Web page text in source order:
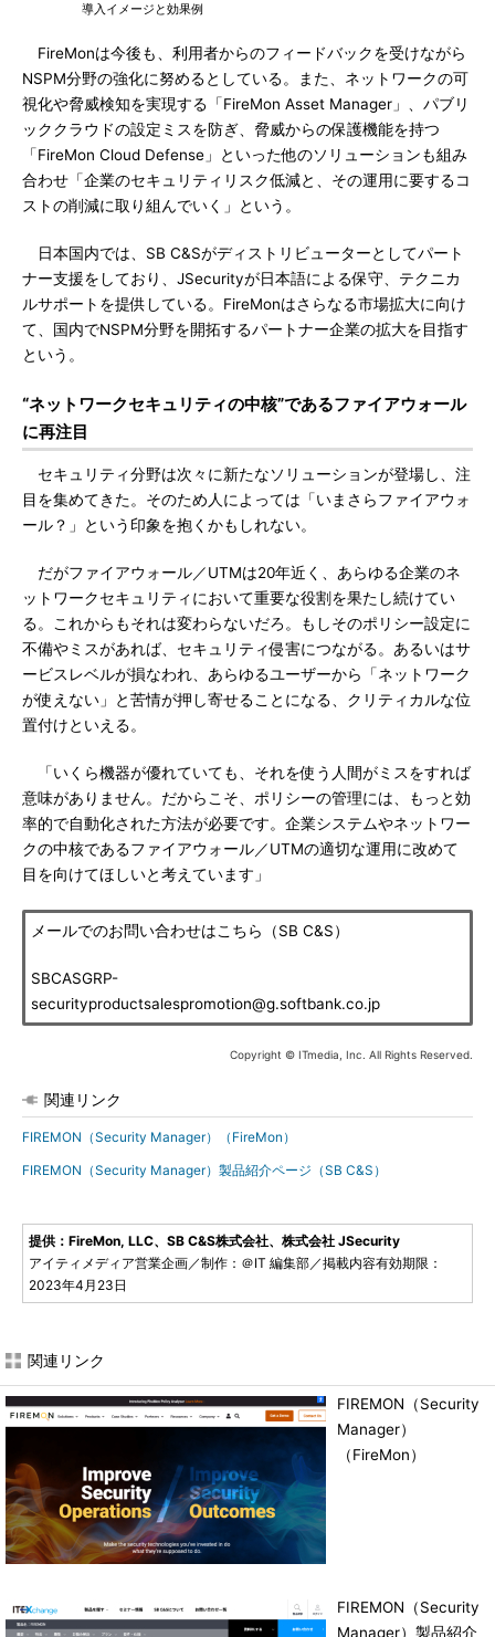
導入イメージと効果例
FireMonは今後も、利用者からのフィードバックを受けながら
NSPM分野の強化に努めるとしている。また、ネットワークの可
視化や脅威検知を実現する「FireMon Asset Manager」、パブリ
ッククラウドの設定ミスを防ぎ、脅威からの保護機能を持つ
「FireMon Cloud Defense」といった他のソリューションも組み
合わせ「企業のセキュリティリスク低減と、その運用に要するコ
ストの削減に取り組んでいく」という。
日本国内では、SB C&Sがディストリビューターとしてパート
ナー支援をしており、JSecurityが日本語による保守、テクニカ
ルサポートを提供している。FireMonはさらなる市場拡大に向け
て、国内でNSPM分野を開拓するパートナー企業の拡大を目指す
という。
“ネットワークセキュリティの中核”であるファイアウォール
に再注目
セキュリティ分野は次々に新たなソリューションが登場し、注
目を集めてきた。そのため人によっては「いまさらファイアウォ
ール？」という印象を抱くかもしれない。
だがファイアウォール／UTMは20年近く、あらゆる企業のネ
ットワークセキュリティにおいて重要な役割を果たし続けてい
る。これからもそれは変わらないだろ。もしそのポリシー設定に
不備やミスがあれば、セキュリティ侵害につながる。あるいはサ
ービスレベルが損なわれ、あらゆるユーザーから「ネットワーク
が使えない」と苦情が押し寄せることになる、クリティカルな位
置付けといえる。
「いくら機器が優れていても、それを使う人間がミスをすれば
意味がありません。だからこそ、ポリシーの管理には、もっと効
率的で自動化された方法が必要です。企業システムやネットワー
クの中核であるファイアウォール／UTMの適切な運用に改めて
目を向けてほしいと考えています」
メールでのお問い合わせはこちら（SB C&S）
SBCASGRP-
securityproductsalespromotion@g.softbank.co.jp
Copyright © ITmedia, Inc. All Rights Reserved.
関連リンク
FIREMON（Security Manager）（FireMon）
FIREMON（Security Manager）製品紹介ページ（SB C&S）
提供：FireMon, LLC、SB C&S株式会社、株式会社 JSecurity
アイティメディア営業企画／制作：＠IT 編集部／掲載内容有効期限：
2023年4月23日
関連リンク
FIREMON（Security
Manager）
（FireMon）
FIREMON（Security
Manager）製品紹介